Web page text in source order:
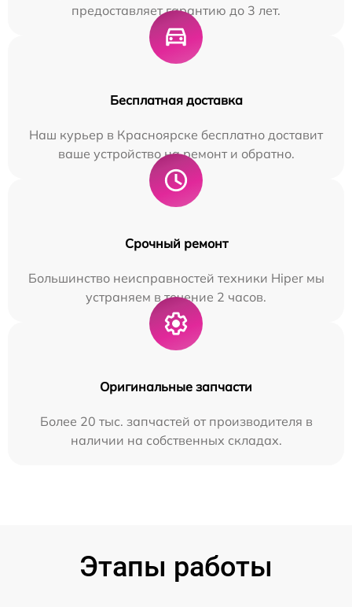
предоставляет гарантию до 3 лет.
Бесплатная доставка
Наш курьер в Красноярске бесплатно доставит
ваше устройство на ремонт и обратно.
Срочный ремонт
Большинство неисправностей техники Hiper мы
устраняем в течение 2 часов.
Оригинальные запчасти
Более 20 тыс. запчастей от производителя в
наличии на собственных складах.
Этапы работы